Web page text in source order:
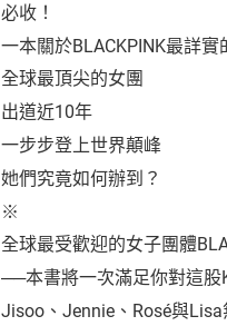
必收！
一本關於BLACKPINK最詳實
全球最頂尖的女團
出道近10年
一步步登上世界顛峰
她們究竟如何辦到？
※
全球最受歡迎的女子團體
──本書將一次滿足你對這股
Jisoo、Jennie、Rosé與